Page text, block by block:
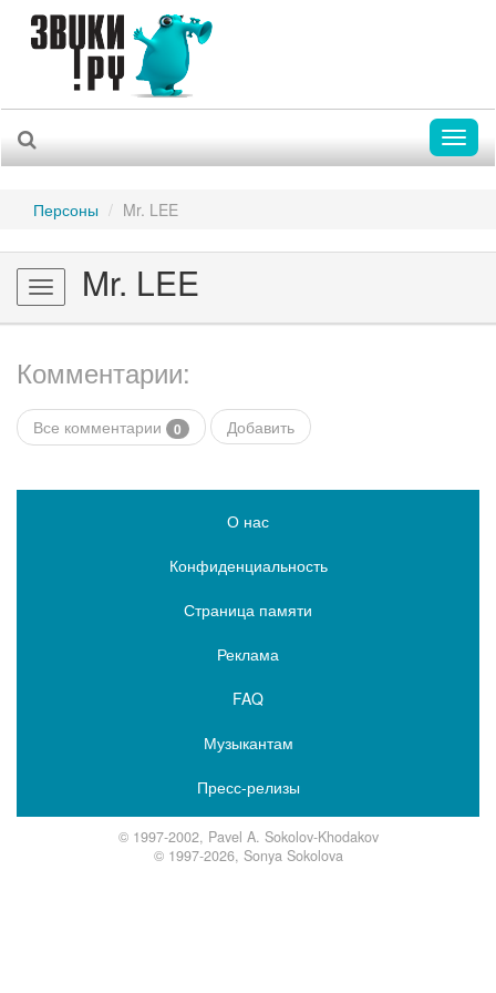
Персоны Mr. LEE
Toggle
navigation
Mr. LEE
Комментарии:
Все комментарии 0 Добавить
О нас
Конфиденциальность
Страница памяти
Реклама
FAQ
Музыкантам
Пресс-релизы
© 1997-2002, Pavel A. Sokolov-Khodakov
© 1997-2026, Sonya Sokolova